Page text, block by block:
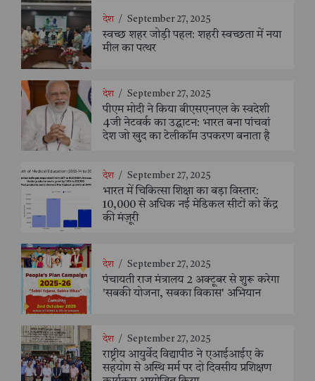
देश / September 27, 2025
स्वच्छ शहर जोड़ी पहल: शहरी स्वच्छता में नया
मील का पत्थर
देश / September 27, 2025
पीएम मोदी ने किया बीएसएनएल के स्वदेशी
4जी नेटवर्क का उद्घाटन: भारत बना पांचवां
देश जो खुद का टेलीकॉम उपकरण बनाता है
देश / September 27, 2025
भारत में चिकित्सा शिक्षा का बड़ा विस्तार:
10,000 से अधिक नई मेडिकल सीटों को केंद्र
की मंज़ूरी
देश / September 27, 2025
पंचायती राज मंत्रालय 2 अक्टूबर से शुरू करेगा
'सबकी योजना, सबका विकास' अभियान
देश / September 27, 2025
राष्ट्रीय आयुर्वेद विद्यापीठ ने एआईआईए के
सहयोग से अस्थि मर्म पर दो दिवसीय प्रशिक्षण